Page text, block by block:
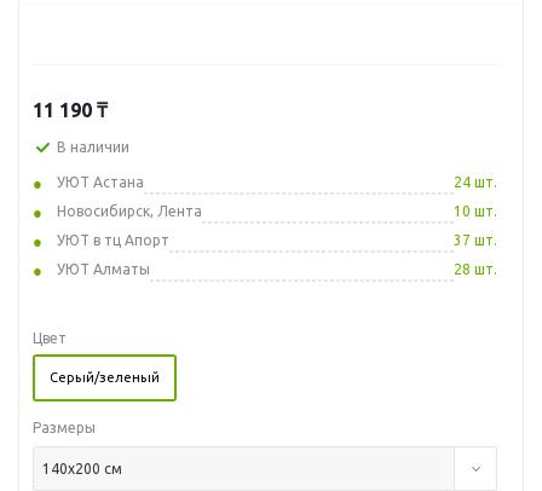
11 190 ₸
В наличии
УЮТ Астана
24 шт.
Новосибирск, Лента
10 шт.
УЮТ в тц Апорт
37 шт.
УЮТ Алматы
28 шт.
Цвет
Серый/зеленый
Размеры
140x200 см